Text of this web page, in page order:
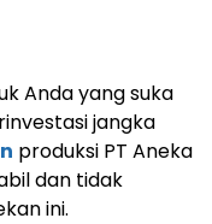
Anda yang suka
jangka
produksi PT Aneka
dan tidak
ini.